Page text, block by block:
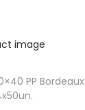
PP Bordeaux